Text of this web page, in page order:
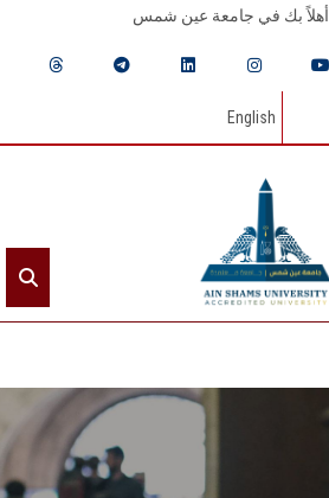
أهلاً بك في جامعة عين شمس
English
الرئيسيـة
عن الجامعة